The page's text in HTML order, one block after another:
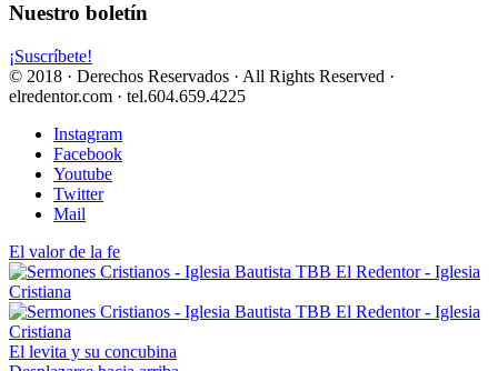
Nuestro boletín
¡Suscríbete!
© 2018 · Derechos Reservados · All Rights Reserved ·
elredentor.com · tel.604.659.4225
Instagram
Facebook
Youtube
Twitter
Mail
El valor de la fe
El levita y su concubina